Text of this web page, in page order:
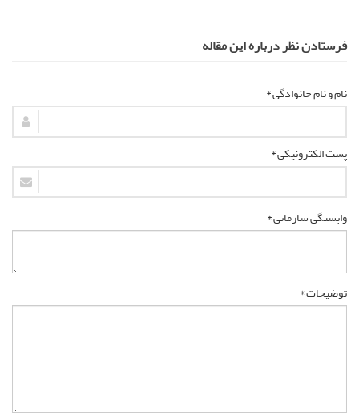
فرستادن نظر درباره این مقاله
نام و نام خانوادگی *
پست الکترونیکی *
وابستگی سازمانی *
توضیحات *